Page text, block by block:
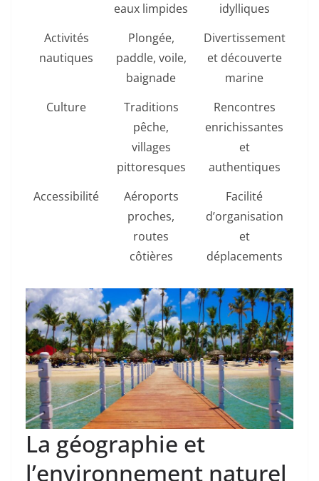
eaux limpides
idylliques
Activités
nautiques
Plongée,
paddle, voile,
baignade
Divertissement
et découverte
marine
Culture
Traditions
pêche,
villages
pittoresques
Rencontres
enrichissantes
et
authentiques
Accessibilité
Aéroports
proches,
routes
côtières
Facilité
d’organisation
et
déplacements
La géographie et
l’environnement naturel